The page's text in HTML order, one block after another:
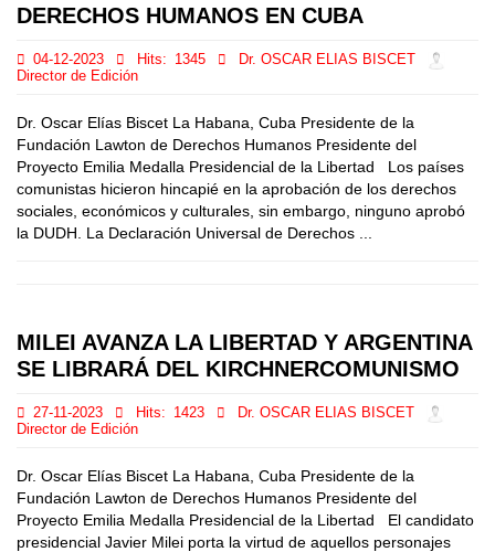
DERECHOS HUMANOS EN CUBA
04-12-2023 Hits: 1345
Dr. OSCAR ELIAS BISCET
Director de Edición
Dr. Oscar Elías Biscet La Habana, Cuba Presidente de la
Fundación Lawton de Derechos Humanos Presidente del
Proyecto Emilia Medalla Presidencial de la Libertad Los países
comunistas hicieron hincapié en la aprobación de los derechos
sociales, económicos y culturales, sin embargo, ninguno aprobó
la DUDH. La Declaración Universal de Derechos ...
MILEI AVANZA LA LIBERTAD Y ARGENTINA
SE LIBRARÁ DEL KIRCHNERCOMUNISMO
27-11-2023 Hits: 1423
Dr. OSCAR ELIAS BISCET
Director de Edición
Dr. Oscar Elías Biscet La Habana, Cuba Presidente de la
Fundación Lawton de Derechos Humanos Presidente del
Proyecto Emilia Medalla Presidencial de la Libertad El candidato
presidencial Javier Milei porta la virtud de aquellos personajes